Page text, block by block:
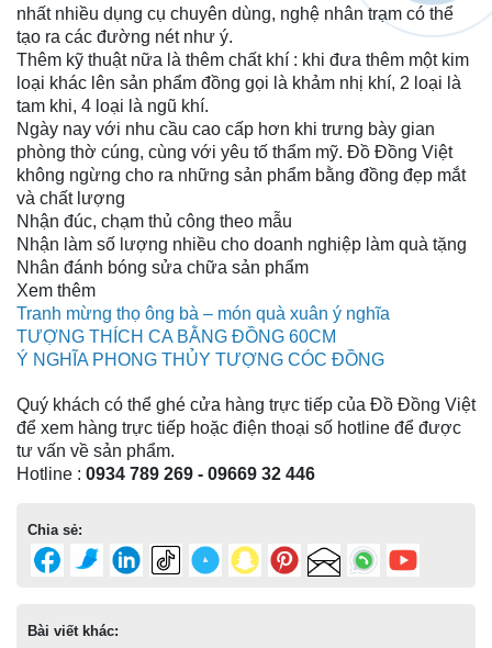
nhất nhiều dụng cụ chuyên dùng, nghệ nhân trạm có thể
tạo ra các đường nét như ý.
Thêm kỹ thuật nữa là thêm chất khí : khi đưa thêm một kim
loại khác lên sản phẩm đồng gọi là khảm nhị khí, 2 loại là
tam khi, 4 loại là ngũ khí.
Ngày nay với nhu cầu cao cấp hơn khi trưng bày gian
phòng thờ cúng, cùng với yêu tố thẩm mỹ. Đồ Đồng Việt
không ngừng cho ra những sản phẩm bằng đồng đẹp mắt
và chất lượng
Nhận đúc, chạm thủ công theo mẫu
Nhận làm số lượng nhiều cho doanh nghiệp làm quà tặng
Nhân đánh bóng sửa chữa sản phẩm
Xem thêm
Tranh mừng thọ ông bà – món quà xuân ý nghĩa
TƯỢNG THÍCH CA BẰNG ĐỒNG 60CM
Ý NGHĨA PHONG THỦY TƯỢNG CÓC ĐỒNG
Quý khách có thể ghé cửa hàng trực tiếp của Đồ Đồng Việt
để xem hàng trực tiếp hoặc điện thoại số hotline để được
tư vấn về sản phẩm.
Hotline : 0934 789 269 - 09669 32 446
Chia sẻ:
Bài viết khác: